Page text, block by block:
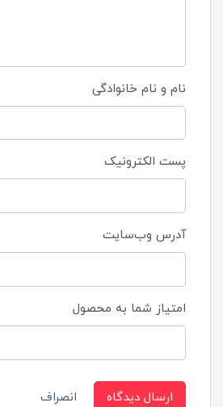
نام و نام خانوادگی
پست الکترونیک
آدرس وب‌سایت
امتیاز شما به محصول
ارسال دیدگاه انصراف